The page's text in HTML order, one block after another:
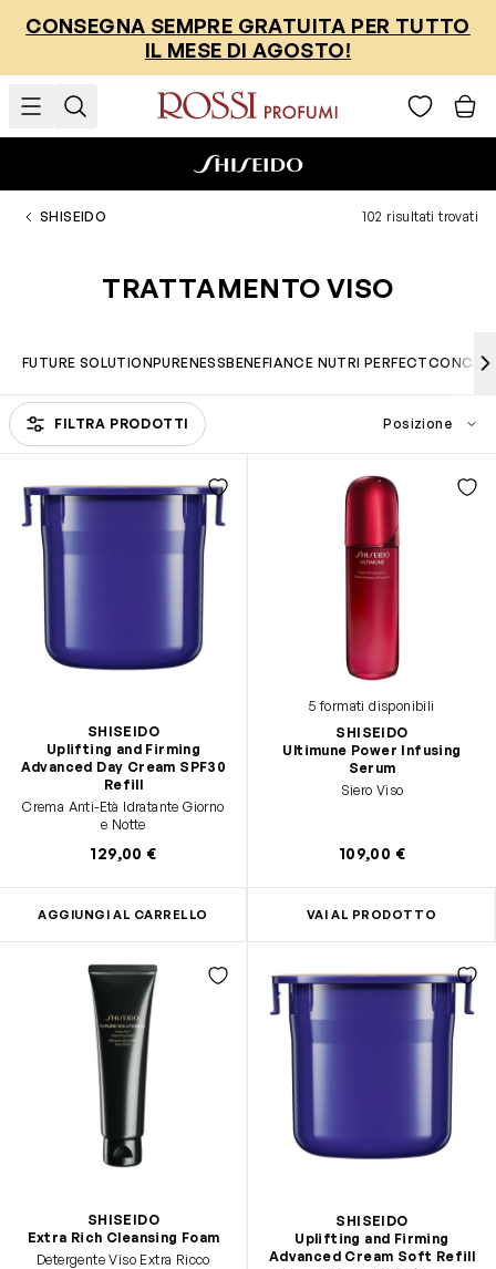
CONSEGNA SEMPRE GRATUITA PER TUTTO
IL MESE DI AGOSTO!
SHISEIDO 102 risultati trovati
TRATTAMENTO VISO
FUTURE SOLUTIONPURENESSBENEFIANCE NUTRI PERFECT
FILTRA PRODOTTI
Passa all'elenco prodotti
SHISEIDO
Uplifting and Firming
Advanced Day Cream SPF30
Refill
Crema Anti-Età Idratante Giorno
e Notte
129,00 €
AGGIUNGI AL CARRELLO
5 formati disponibili
SHISEIDO
Ultimune Power Infusing
Serum
Siero Viso
109,00 €
VAI AL PRODOTTO
SHISEIDO
Extra Rich Cleansing Foam
Detergente Viso Extra Ricco
SHISEIDO
Uplifting and Firming
Advanced Cream Soft Refill